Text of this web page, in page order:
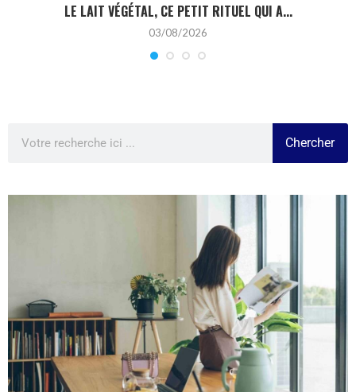
LE LAIT VÉGÉTAL, CE PETIT RITUEL QUI A...
03/08/2026
Chercher